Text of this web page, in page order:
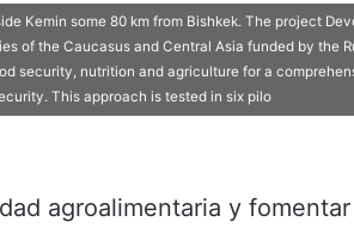
Kemin some 80 km from Bishkek. The project
of the Caucasus and Central Asia funded by the
security, nutrition and agriculture for a
This approach is tested in six pilo
agroalimentaria y